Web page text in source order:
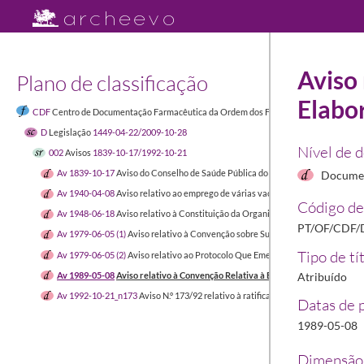
Plano de classificação
CDFCentro de Documentação Farmacêutica da Ordem dos Farmacêuticos1449-04-
D Legislação 1449-04-22/2009-10-28
002Avisos 1839-10-17/1992-10-21
Av 1839-10-17Aviso do Conselho de Saúde Pública do Reino relativo à licença
Av 1940-04-08Aviso relativo ao emprego de várias vacinas na campanha de
Av 1948-06-18Aviso relativo à Constituição da Organização Mundial de Saúde
Av 1979-06-05 (1)Aviso relativo à Convenção sobre Substâncias Psicotrópicas
Av 1979-06-05 (2) Aviso relativo ao Protocolo Que Emenda a Convenção Única
Av 1989-05-08Aviso relativo à Convenção Relativa à Elaboração de Uma
Av 1992-10-21_n173Aviso N.º 173/92 relativo à ratificação do Protocolo à
Aviso
Nível de
Código
PT/OF/
Tipo de
Atribuído
Datas de
1989-05-08